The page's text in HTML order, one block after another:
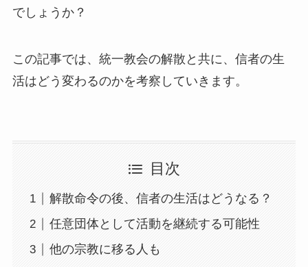
でしょうか？
この記事では、統一教会の解散と共に、信者の生
活はどう変わるのかを考察していきます。
目次
解散命令の後、信者の生活はどうなる？
任意団体として活動を継続する可能性
他の宗教に移る人も